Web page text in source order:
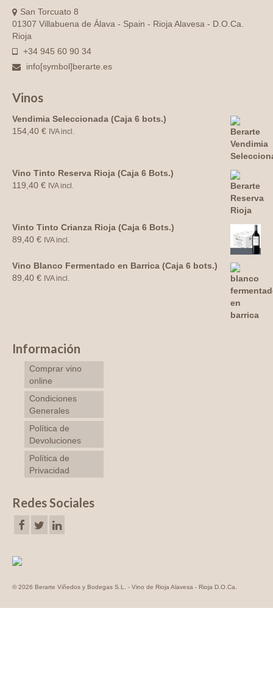
San Torcuato 8
01307 Villabuena de Álava - Spain - Rioja Alavesa - D.O.Ca.
Rioja
+34 945 60 90 34
info[symbol]berarte.es
Vinos
Vendimia Seleccionada (Caja 6 bots.)
154,40 € IVA incl.
Vino Tinto Reserva Rioja (Caja 6 Bots.)
119,40 € IVA incl.
Vinto Tinto Crianza Rioja (Caja 6 Bots.)
89,40 € IVA incl.
Vino Blanco Fermentado en Barrica (Caja 6 bots.)
89,40 € IVA incl.
Información
Comprar vino
online
Condiciones
Generales
Política de
Devoluciones
Política de
Privacidad
Redes Sociales
© 2026 Berarte Viñedos y Bodegas S.L. - Vino de Rioja Alavesa - Rioja D.O.Ca.